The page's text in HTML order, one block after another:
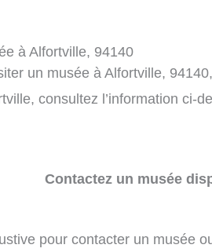
à Alfortville, 94140
un musée à Alfortville,
consultez l’information ci-
Contactez un musée
pour contacter un musée